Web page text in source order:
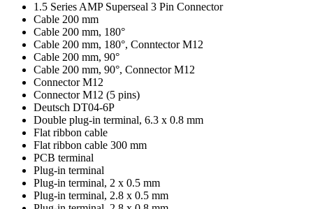
1.5 Series AMP Superseal 3 Pin Connector
Cable 200 mm
Cable 200 mm, 180°
Cable 200 mm, 180°, Conntector M12
Cable 200 mm, 90°
Cable 200 mm, 90°, Connector M12
Connector M12
Connector M12 (5 pins)
Deutsch DT04-6P
Double plug-in terminal, 6.3 x 0.8 mm
Flat ribbon cable
Flat ribbon cable 300 mm
PCB terminal
Plug-in terminal
Plug-in terminal, 2 x 0.5 mm
Plug-in terminal, 2.8 x 0.5 mm